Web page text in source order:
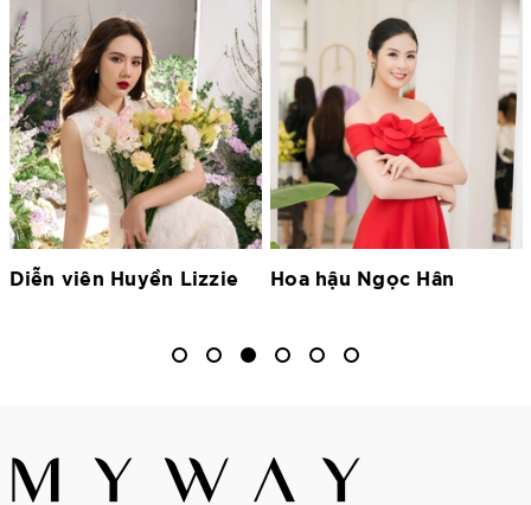
Diễn viên Huyền Lizzie Hoa hậu Ngọc Hân